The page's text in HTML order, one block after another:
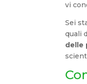
vi
Sei
quali
delle